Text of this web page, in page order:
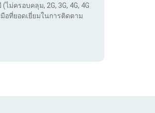
ครอบคลุม, 2G, 3G, 4G, 4G
อที่ยอดเยี่ยมในการติดตาม